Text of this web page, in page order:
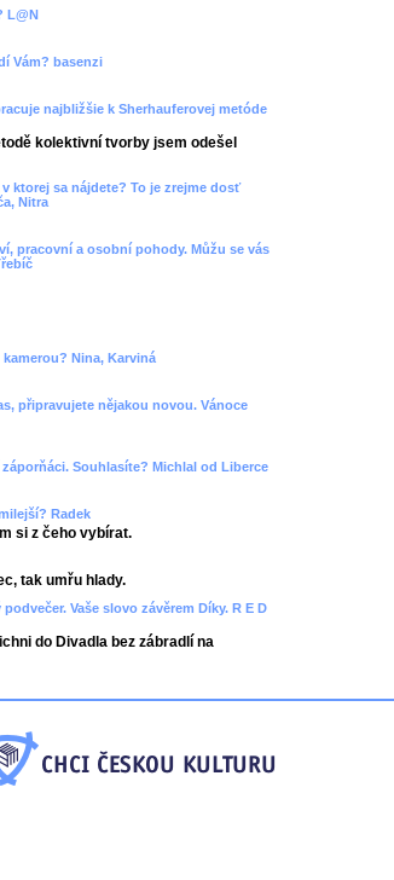
L@N
Vám? basenzi
najbližšie k Sherhauferovej metóde
kolektivní tvorby jsem odešel
ktorej sa nájdete? To je zrejme dosť
Nitra
pracovní a osobní pohody. Můžu se vás
Nina, Karviná
připravujete nějakou novou. Vánoce
Souhlasíte? Michlal od Liberce
Radek
si z čeho vybírat.
tak umřu hlady.
Vaše slovo závěrem Díky. R E D
do Divadla bez zábradlí na